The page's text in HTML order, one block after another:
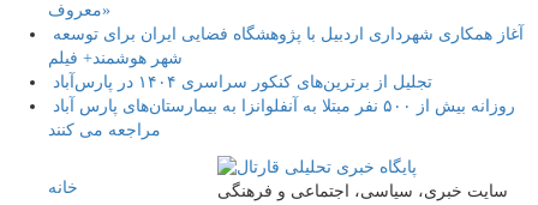
معروف»
شهر هوشمند+ فیلم
مراجعه می کنند
خانه
سایت خبری، سیاسی، اجتماعی و فرهنگی